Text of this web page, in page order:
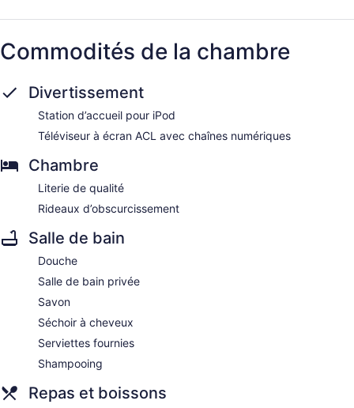
Commodités de la chambre
Divertissement
Station d’accueil pour iPod
Téléviseur à écran ACL avec chaînes numériques
Chambre
Literie de qualité
Rideaux d’obscurcissement
Salle de bain
Douche
Salle de bain privée
Savon
Séchoir à cheveux
Serviettes fournies
Shampooing
Repas et boissons